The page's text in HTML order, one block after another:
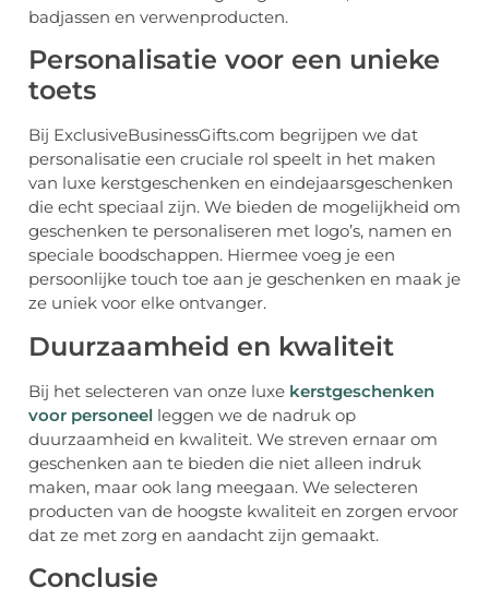
badjassen en verwenproducten.
Personalisatie voor een unieke
toets
Bij ExclusiveBusinessGifts.com begrijpen we dat
personalisatie een cruciale rol speelt in het maken
van luxe kerstgeschenken en eindejaarsgeschenken
die echt speciaal zijn. We bieden de mogelijkheid om
geschenken te personaliseren met logo’s, namen en
speciale boodschappen. Hiermee voeg je een
persoonlijke touch toe aan je geschenken en maak je
ze uniek voor elke ontvanger.
Duurzaamheid en kwaliteit
Bij het selecteren van onze luxe kerstgeschenken
voor personeel leggen we de nadruk op
duurzaamheid en kwaliteit. We streven ernaar om
geschenken aan te bieden die niet alleen indruk
maken, maar ook lang meegaan. We selecteren
producten van de hoogste kwaliteit en zorgen ervoor
dat ze met zorg en aandacht zijn gemaakt.
Conclusie